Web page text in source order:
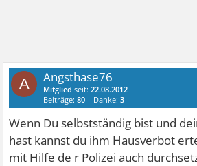
A Angsthase76
Mitglied seit:22.08.2012
Beiträge:80 Danke:3
Wenn Du selbstständig bist und
hast kannst du ihm Hausverbot
mit Hilfe de r Polizei auch